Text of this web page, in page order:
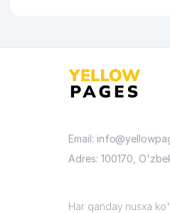
Email:
Adres: 100170,
Har qanday nusxa